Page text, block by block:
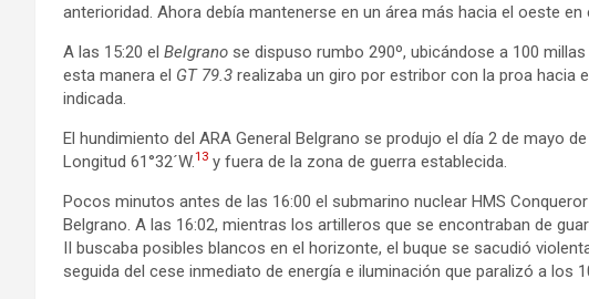
anterioridad. Ahora debía mantenerse en un área más hacia el oeste en
A las 15:20 el Belgrano se dispuso rumbo 290º, ubicándose a 100
esta manera el GT 79.3 realizaba un giro por estribor con la proa hacia
indicada.
El hundimiento del ARA General Belgrano se produjo el día 2 de mayo
Longitud 61°32´W.13 ​ y fuera de la zona de guerra establecida.
Pocos minutos antes de las 16:00 el submarino nuclear HMS
Belgrano. A las 16:02, mientras los artilleros que se encontraban de
II buscaba posibles blancos en el horizonte, el buque se sacudió
seguida del cese inmediato de energía e iluminación que paralizó a los